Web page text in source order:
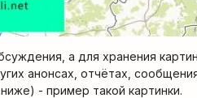
а для хранения
анонсах, отчётах,
- пример такой картинки.